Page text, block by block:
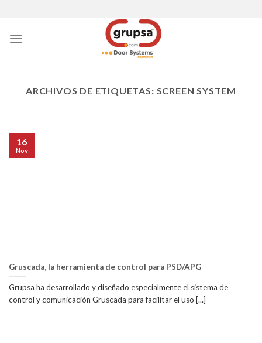
content
ARCHIVOS DE ETIQUETAS: SCREEN SYSTEM
Gruscada, la herramienta de control para PSD/APG
Grupsa ha desarrollado y diseñado especialmente el sistema de
control y comunicación Gruscada para facilitar el uso [...]
16
Nov